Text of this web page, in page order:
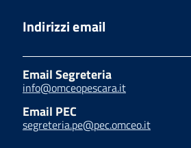
Indirizzi email
Email Segreteria
info@omceopescara.it
Email PEC
segreteria.pe@pec.omceo.it